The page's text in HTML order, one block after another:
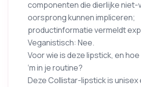
componenten die dierlijke niet-
oorsprong kunnen impliceren;
productinformatie vermeldt
Veganistisch: Nee.
Voor wie is deze lipstick, en
‘m in je routine?
Deze Collistar-lipstick is unisex